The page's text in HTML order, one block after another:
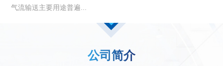
气流输送主要用途普遍...
公司简介